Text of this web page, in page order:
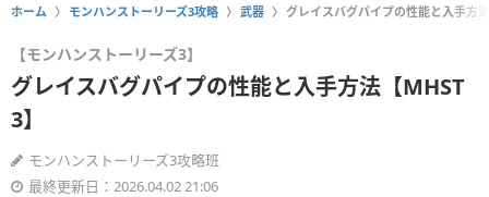
ホーム モンハンストーリーズ3攻略 武器 グレイスバグパイプの性能と入手方
【モンハンストーリーズ3】
グレイスバグパイプの性能と入手方法【MHST
3】
モンハンストーリーズ3攻略班
最終更新日：2026.04.02 21:06